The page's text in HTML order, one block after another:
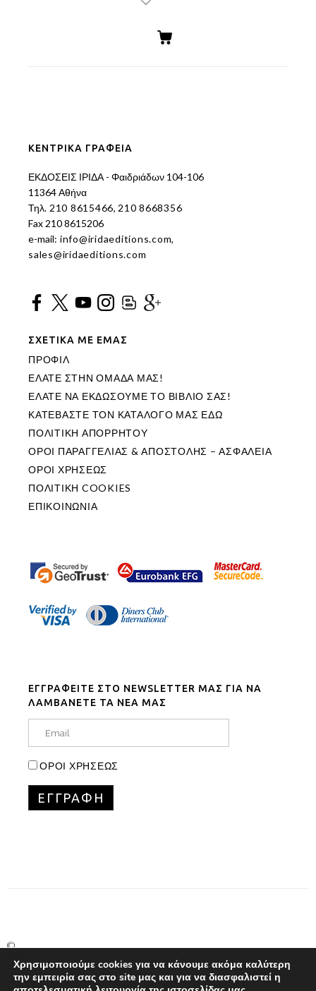
ΚΕΝΤΡΙΚΑ ΓΡΑΦΕΙΑ
ΕΚΔΟΣΕΙΣ ΙΡΙΔΑ - Φαιδριάδων 104-106
11364 Αθήνα
Τηλ. 210 8615466, 210 8668356
Fax 210 8615206
e-mail: info@iridaeditions.com,
sales@iridaeditions.com
ΣΧΕΤΙΚΑ ΜΕ ΕΜΑΣ
ΠΡΟΦΙΛ
ΕΛΑΤΕ ΣΤΗΝ ΟΜΑΔΑ ΜΑΣ!
ΕΛΑΤΕ ΝΑ ΕΚΔΩΣΟΥΜΕ ΤΟ ΒΙΒΛΙΟ ΣΑΣ!
ΚΑΤΕΒΑΣΤΕ ΤΟΝ ΚΑΤΑΛΟΓΟ ΜΑΣ ΕΔΩ
ΠΟΛΙΤΙΚΗ ΑΠΟΡΡΗΤΟΥ
ΟΡΟΙ ΠΑΡΑΓΓΕΛΙΑΣ & ΑΠΟΣΤΟΛΗΣ – ΑΣΦΑΛΕΙΑ
ΟΡΟΙ ΧΡΗΣΕΩΣ
ΠΟΛΙΤΙΚΗ COOKIES
ΕΠΙΚΟΙΝΩΝΙΑ
ΕΓΓΡΑΦΕΙΤΕ ΣΤΟ NEWSLETTER ΜΑΣ ΓΙΑ ΝΑ
ΛΑΜΒΑΝΕΤΕ ΤΑ ΝΕΑ ΜΑΣ
ΟΡΟΙ ΧΡΗΣΕΩΣ
©
Copyright
Marinet
Χρησιμοποιούμε cookies για να κάνουμε ακόμα καλύτερη
την εμπειρία σας στο site μας και για να διασφαλιστεί η